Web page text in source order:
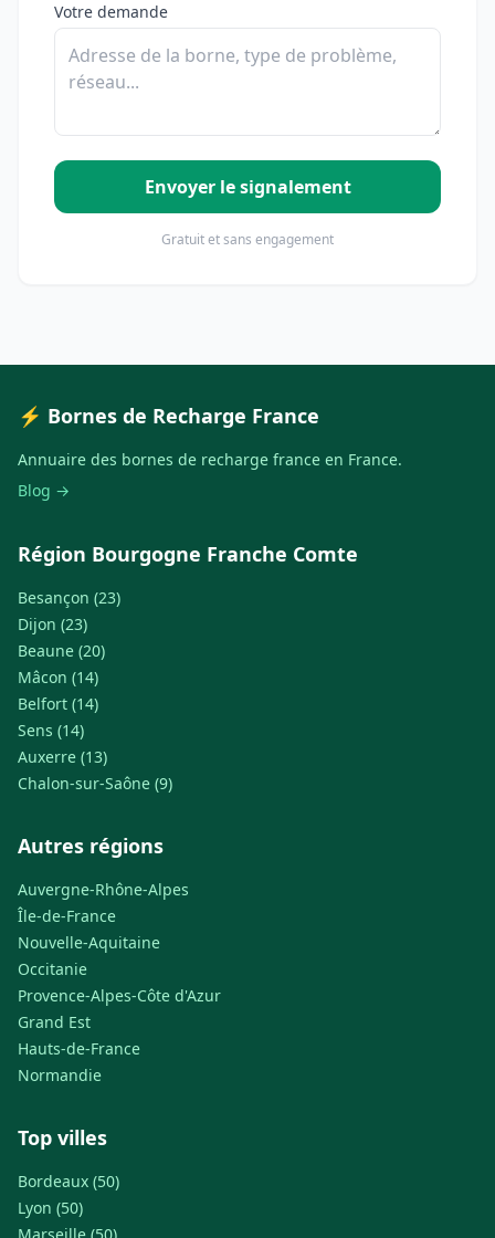
Votre demande
Envoyer le signalement
Gratuit et sans engagement
⚡ Bornes de Recharge France
Annuaire des bornes de recharge france en France.
Blog →
Région Bourgogne Franche Comte
Besançon (23)
Dijon (23)
Beaune (20)
Mâcon (14)
Belfort (14)
Sens (14)
Auxerre (13)
Chalon-sur-Saône (9)
Autres régions
Auvergne-Rhône-Alpes
Île-de-France
Nouvelle-Aquitaine
Occitanie
Provence-Alpes-Côte d'Azur
Grand Est
Hauts-de-France
Normandie
Top villes
Bordeaux (50)
Lyon (50)